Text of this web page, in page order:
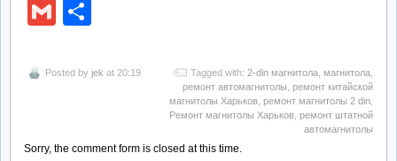
Gmail
Posted by jek at 20:19 Tagged with: 2-din магнитола магнитола
ремонт автомагнитолы ремонт китайской
магнитолы Харьков ремонт магнитолы 2 din
Ремонт магнитолы Харьков ремонт штатной
автомагнитолы
Sorry, the comment form is closed at this time.